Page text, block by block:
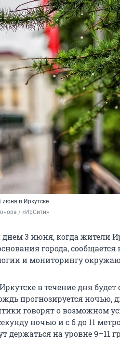
в Иркутске
/ «ИрСити»
3 июня, когда жители
города,
и мониторингу
в течение дня
прогнозируется
говорят о возможном
ночью и с 6 до 11
держаться на уровне 9–11